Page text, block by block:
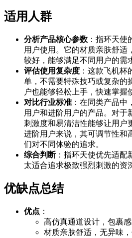
适用人群
分析产品核心参数 ：指环天使
用户使用。它的材质亲肤舒适
较好，能够满足不同用户的需
评估使用复杂度 ：这款飞机
单，不需要特殊技巧或复杂的
户也能够轻松上手，快速掌握
对比行业标准 ：在同类产品
用户和进阶用户的产品。对于
刺激度和易清洁性能够让用户
进阶用户来说，其可调节性和
们对不同体验的追求。
综合判断：指环天使优先适配
太适合追求极致强烈刺激的资
优缺点总结
优点 ：
高仿真通道设计，包裹感
材质亲肤舒适，无异味，